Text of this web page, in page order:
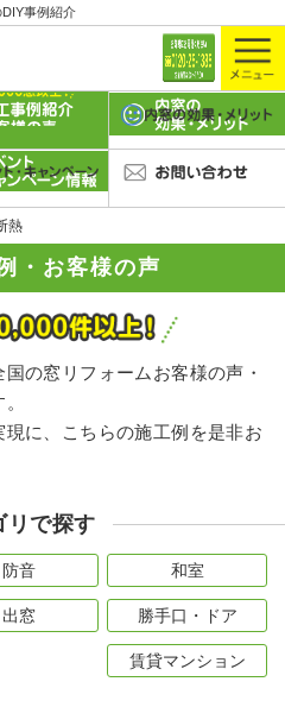
事例紹介
・お客様の声
熱
の窓リフォームお客様の声・
に、こちらの施工例を是非お
リで探す
防音 和室
出窓 勝手口・ドア
賃貸マンション